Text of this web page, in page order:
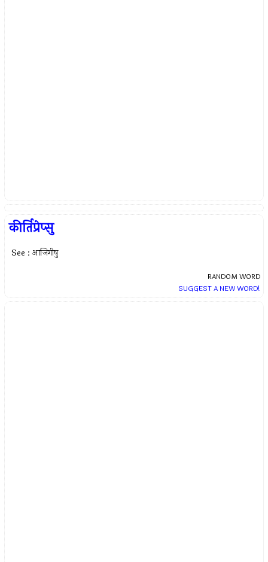
कीर्तिप्रेप्सु
See : आजिगीषु
RANDOM WORD
SUGGEST A NEW WORD!